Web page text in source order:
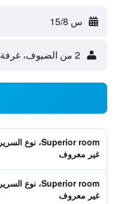
س 15/8
2 من الضيوف، غرفة واحدة
Superior room، نوع السرير
غير معروف
Superior room، نوع السرير
غير معروف